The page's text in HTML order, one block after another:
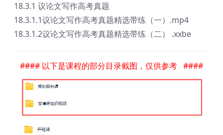
18.3.1 议论文写作高考真题
18.3.1.1议论文写作高考真题精选带练（一）.mp4
18.3.1.2议论文写作高考真题精选带练（二） .xxbe
#### 以下是课程的部分目录截图，仅供参考 ####